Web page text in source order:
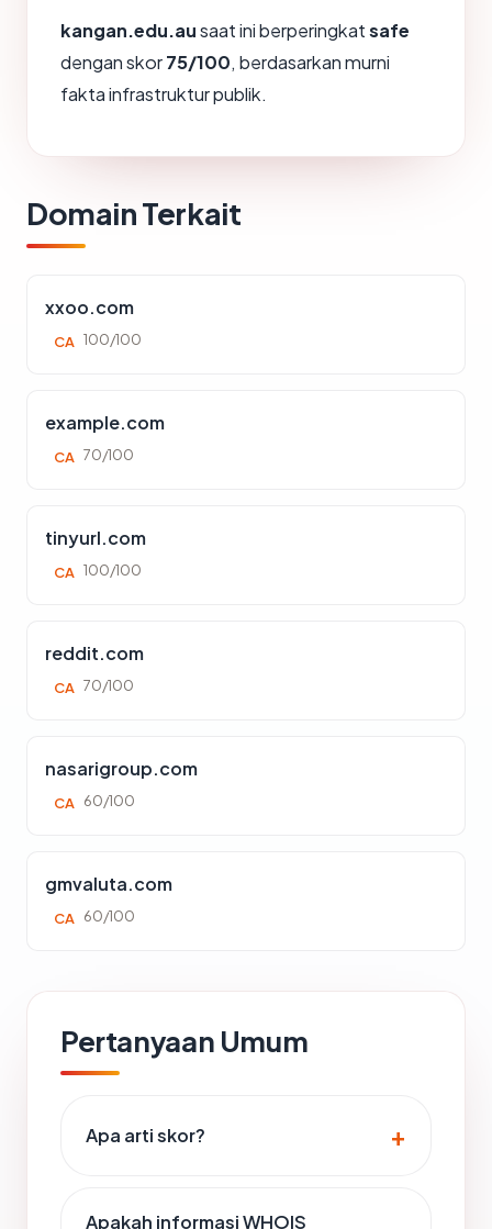
kangan.edu.ausaat ini berperingkatsafe
dengan skor75/100, berdasarkan murni
fakta infrastruktur publik.
Domain Terkait
xxoo.com
CA 100/100
example.com
CA 70/100
tinyurl.com
CA 100/100
reddit.com
CA 70/100
nasarigroup.com
CA 60/100
gmvaluta.com
CA 60/100
Pertanyaan Umum
Apa arti skor?
Apakah informasi WHOIS